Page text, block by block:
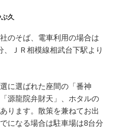
久
のそば、電車利用の場合は
ＪＲ相模線相武台下駅より
に選ばれた座間の「番神
源龍院弁財天」、ホタルの
ります。散策を兼ねてお出
になる場合は駐車場は8台分